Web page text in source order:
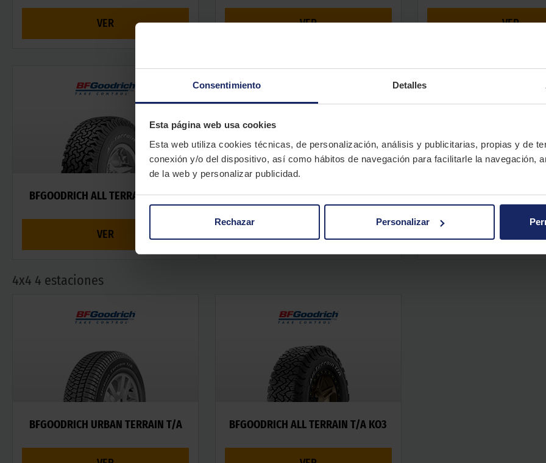
Consentimiento Detalles
Esta página web usa cookies
Esta web utiliza cookies técnicas, de personalización, análisis y publicitarias, propias y de
conexión y/o del dispositivo, así como hábitos de navegación para facilitarle la navegación,
de la web y personalizar publicidad.
Rechazar Personalizar
VER VER VER
BFGOODRICH ALL TERRAIN T/A KO
VER
BFGOODRICH LONG TRAIL T/A TOUR BFGOODRICH ALL
4x4 4 estaciones
BFGOODRICH URBAN TERRAIN T/A BFGOODRICH ALL TERRAIN T/A KO3